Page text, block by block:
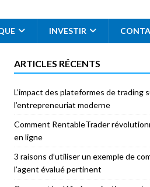
INVESTIR
ARTICLES RÉCENTS
L’impact des plateformes de trading
l’entrepreneuriat moderne
Comment RentableTrader
en ligne
3 raisons d’utiliser un exemple de
l’agent évalué pertinent